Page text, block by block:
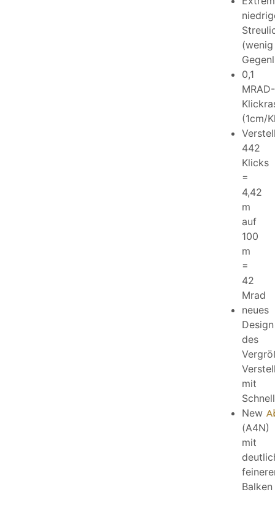
(wenig
0,1
MRAD-
(1cm/
442
Klicks
=
4,42
m
auf
100
m
=
42
Mrad
neues
Design
des
mit
New
(A4N)
mit
Balken